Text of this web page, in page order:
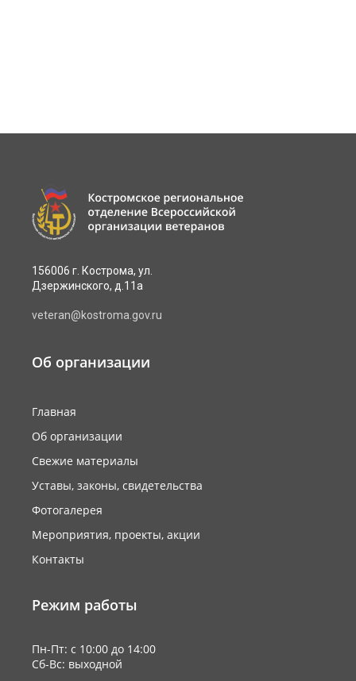
156006 г. Кострома, ул.
Дзержинского, д.11а
veteran@kostroma.gov.ru
Об организации
Главная
Об организации
Свежие материалы
Уставы, законы, свидетельства
Фотогалерея
Мероприятия, проекты, акции
Контакты
Режим работы
Пн-Пт: с 10:00 до 14:00
Сб-Вс: выходной